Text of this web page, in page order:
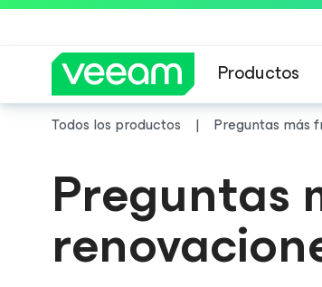
Productos
Todos los productos Preguntas más
Preguntas